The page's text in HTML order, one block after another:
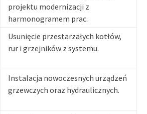
projektu modernizacji z
harmonogramem prac.
Usunięcie przestarzałych kotłów,
rur i grzejników z systemu.
Instalacja nowoczesnych urządzeń
grzewczych oraz hydraulicznych.